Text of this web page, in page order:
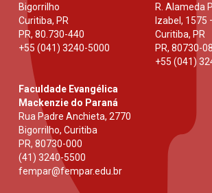
Bigorrilho
Curitiba, PR
PR,80.730-440
+55 (041) 3240-5000
R. Alameda
Izabel, 1575
Curitiba, PR
PR, 80730-
+55 (041)
Faculdade Evangélica
Mackenzie do Paraná
Rua Padre Anchieta, 2770
Bigorrilho, Curitiba
PR,80730-000
(41) 3240-5500
fempar@fempar.edu.br